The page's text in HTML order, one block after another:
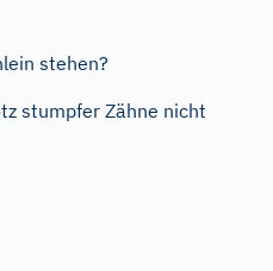
stehen?
stumpfer Zähne nicht